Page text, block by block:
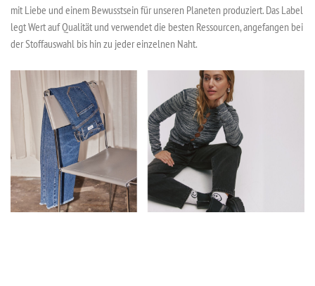
mit Liebe und einem Bewusstsein für unseren Planeten produziert. Das Label
legt Wert auf Qualität und verwendet die besten Ressourcen, angefangen bei
der Stoffauswahl bis hin zu jeder einzelnen Naht.